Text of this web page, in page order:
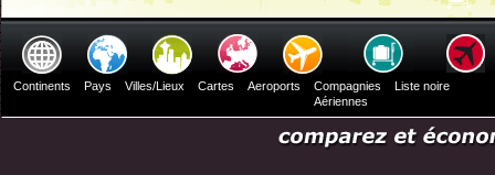
Continents Pays Villes/Lieux Cartes Aeroports
Compagnies
Aériennes
Liste noire